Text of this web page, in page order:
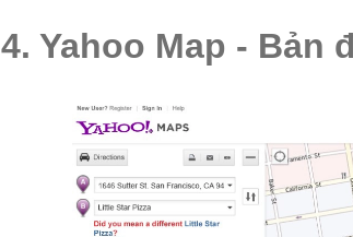
4. Yahoo Map - Bản